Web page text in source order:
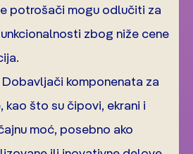
potrošači mogu odlučiti za
zbog niže cene
Dobavljači komponenata za
što su čipovi, ekrani i
moć, posebno ako